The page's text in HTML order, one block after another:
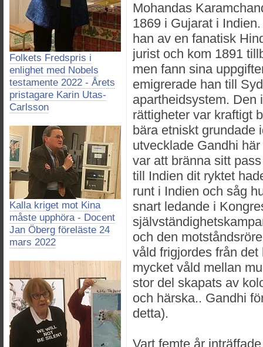
Folkets Fredspris i
enlighet med Nobels
testamente 2022 - Årets
pristagare Karin Utas-
Carlsson
Kalla kriget mot Kina
måste upphöra - Docent
Jan Öberg föreläste 24
mars 2022
Mohandas
1869 i Gujarat i
han av en fanatisk
jurist och kom 1891
men fann sina
emigrerade han till
apartheidsystem. Den
rättigheter var kraftigt
bära etniskt grundade
utvecklade Gandhi
var att bränna sitt
till Indien dit ryktet
runt i Indien och såg
snart ledande i
och den
våld frigjordes från
mycket våld mellan
stor del skapats av
och härska.. Gandhi
detta).
Vart femte år